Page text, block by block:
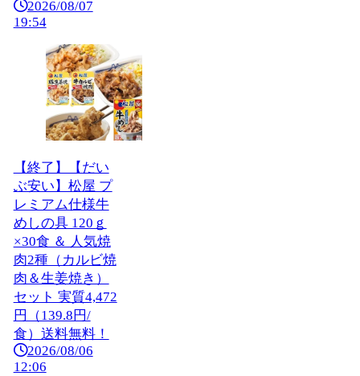
2026/08/07
19:54
【終了】【だい
ぶ安い】松屋 プ
レミアム仕様牛
めしの具 120ｇ
×30食 ＆ 人気焼
肉2種（カルビ焼
肉＆生姜焼き）
セット 実質4,472
円（139.8円/
食）送料無料！
2026/08/06
12:06